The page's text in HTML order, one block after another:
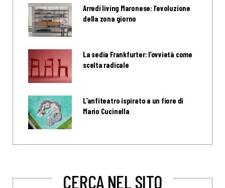
Arredi living Maronese: l’evoluzione
della zona giorno
La sedia Frankfurter: l’ovvietà come
scelta radicale
L’anfiteatro ispirato a un fiore di
Mario Cucinella
CERCA NEL SITO